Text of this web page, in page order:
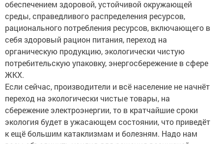
среды, справедливого распределения ресурсов,
рационального потребления ресурсов, включающего в
себя здоровый рацион питания, переход на
органическую продукцию, экологически чистую
потребительскую упаковку, энергосбережение в сфере
ЖКХ.
Если сейчас, производители и всё население не начнёт
переход на экологически чистые товары, на
сбережение электроэнергии, то в кратчайшие сроки
экология будет в ужасающем состоянии, что приведёт
к ещё большим катаклизмам и болезням. Надо нам
всем объединить усилия для решения возникшей